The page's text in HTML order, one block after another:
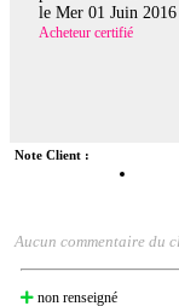
le Mer 01 Juin 2016
Acheteur certifié
Note Client :
Aucun commentaire du
non renseigné